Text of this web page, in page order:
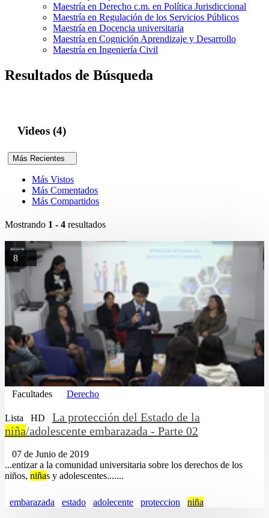
Maestría en Derecho c.m. en Política Jurisdiccional
Maestría en Regulación de los Servicios Públicos
Maestría en Docencia universitaria
Maestría en Cognición Aprendizaje y Desarrollo
Maestría en Ingeniería Civil
Resultados de Búsqueda
Videos (4)
Más Recientes
Más Vistos
Más Comentados
Más Compartidos
Mostrando 1 - 4 resultados
8
Facultades Derecho
Lista HD
La protección del Estado de la
niña/adolescente embarazada - Parte 02
07 de Junio de 2019
...entizar a la comunidad universitaria sobre los derechos de los
niños, niñas y adolescentes.......
embarazada estado adolecente proteccion niña